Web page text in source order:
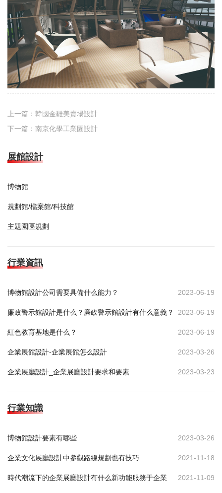
上一篇： 韓國金雞美賣場設計
下一篇： 南京化學工業園設計
展館設計
博物館
規劃館/檔案館/科技館
主題園區規劃
行業資訊
博物館設計公司需要具備什么能力？ 2023-06-19
廉政警示館設計是什么？廉政警示館設計有什么意義？ 2023-06-19
紅色教育基地是什么？ 2023-06-19
企業展館設計-企業展館怎么設計 2023-03-26
企業展廳設計_企業展廳設計要求和要素 2023-03-23
行業知識
博物館設計要素有哪些 2023-03-26
企業文化展廳設計中參觀路線規劃也有技巧 2021-11-18
時代潮流下的企業展廳設計有什么新功能服務于企業 2021-11-09